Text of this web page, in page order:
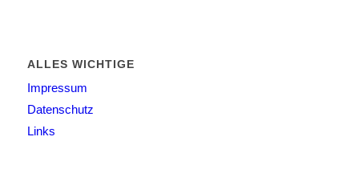
ALLES WICHTIGE
Impressum
Datenschutz
Links